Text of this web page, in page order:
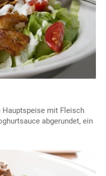
Hauptspeise mit Fleisch
abgerundet, ein